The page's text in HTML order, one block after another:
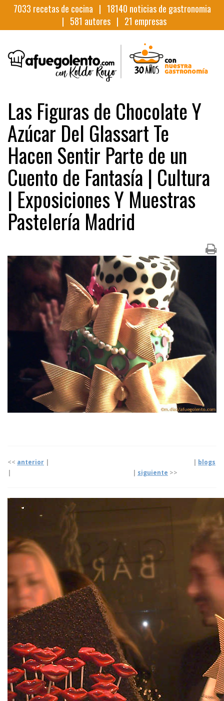
7033 recetas de cocina | 18140 noticias de gastronomia
| 581 autores | 21 empresas
Las Figuras de Chocolate Y
Azúcar Del Glassart Te
Hacen Sentir Parte de un
Cuento de Fantasía | Cultura
| Exposiciones Y Muestras
Pastelería Madrid
<< anterior
blogs
siguiente >>